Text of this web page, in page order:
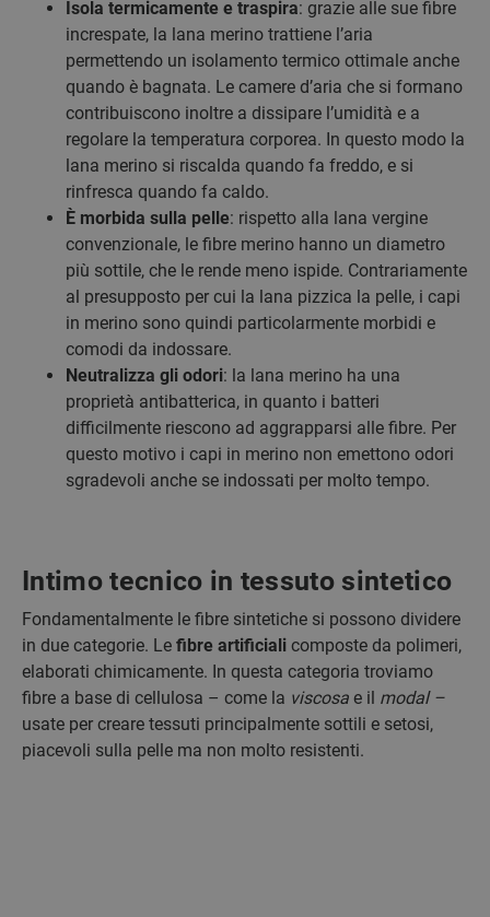
Isola termicamente e traspira: grazie alle sue fibre
increspate, la lana merino trattiene l’aria
permettendo un isolamento termico ottimale anche
quando è bagnata. Le camere d’aria che si formano
contribuiscono inoltre a dissipare l’umidità e a
regolare la temperatura corporea. In questo modo la
lana merino si riscalda quando fa freddo, e si
rinfresca quando fa caldo.
È morbida sulla pelle: rispetto alla lana vergine
convenzionale, le fibre merino hanno un diametro
più sottile, che le rende meno ispide. Contrariamente
al presupposto per cui la lana pizzica la pelle, i capi
in merino sono quindi particolarmente morbidi e
comodi da indossare.
Neutralizza gli odori: la lana merino ha una
proprietà antibatterica, in quanto i batteri
difficilmente riescono ad aggrapparsi alle fibre. Per
questo motivo i capi in merino non emettono odori
sgradevoli anche se indossati per molto tempo.
Intimo tecnico in tessuto sintetico
Fondamentalmente le fibre sintetiche si possono dividere
in due categorie. Le fibre artificiali composte da polimeri,
elaborati chimicamente. In questa categoria troviamo
fibre a base di cellulosa – come la viscosa e il modal –
usate per creare tessuti principalmente sottili e setosi,
piacevoli sulla pelle ma non molto resistenti.